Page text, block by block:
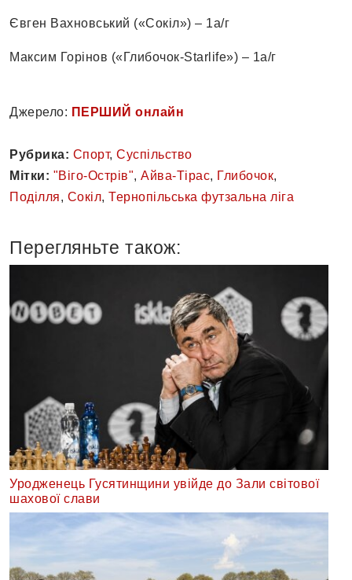
Євген Вахновський («Сокіл») – 1а/г
Максим Горінов («Глибочок-Starlife») – 1а/г
Джерело: ПЕРШИЙ онлайн
Рубрика: Спорт, Суспільство
Мітки: "Віго-Острів", Айва-Тірас, Глибочок,
Поділля, Сокіл, Тернопільська футзальна ліга
Перегляньте також:
Уродженець Гусятинщини увійде до Зали світової
шахової слави